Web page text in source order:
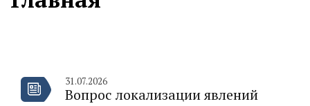
31.07.2026
Вопрос локализации явлений